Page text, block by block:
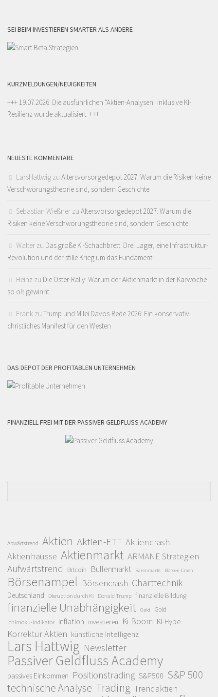
SEI BEIM INVESTIEREN SMARTER ALS ANDERE
KURZMELDUNGEN/NEUIGKEITEN
+++ 19.07.2026: Die ausführlichen "Aktien-Analysen" inklusive KI-
Resilienz wurde aktualisiert. +++
NEUESTE KOMMENTARE
LarsHattwig zu Altersvorsorgedepot 2027: Warum die Risiken keine
Verschwörungstheorie sind, sondern Geschichte
Sebastian Wießner zu Altersvorsorgedepot 2027: Warum die
Risiken keine Verschwörungstheorie sind, sondern Geschichte
Walter zu Das große KI-Schachbrett: Drei Lager, eine Infrastruktur-
Revolution und der stille Krieg um das Fundament
Heinz zu Die Oster-Rally: Warum der Aktienmarkt in der Karwoche
so oft gewinnt
Frank zu Trump und Milei Davos-Rede 2026: Ein konservativ-
christliches Manifest für den Westen
DAS DEPOT DER PROFITABLEN UNTERNEHMEN
FINANZIELL FREI MIT DER PASSIVER GELDFLUSS ACADEMY
Abwärtstrend Aktien Aktien-ETF Aktiencrash
Aktienhausse Aktienmarkt ARMANE Strategien
Aufwärtstrend Bitcoin Bullenmarkt Bärenmarkt Börsen-Crash
Börsenampel Börsencrash Charttechnik
Deutschland Disruption durch KI Donald Trump finanzielle Bildung
finanzielle Unabhängigkeit Geld Gold
Ichimoku-Indikator Inflation investieren Ki-Boom KI-Hype
Korrektur Aktien künstliche Intelligenz
Lars Hattwig Newsletter
Passiver Geldfluss Academy
passives Einkommen Positionstrading S&P500 S&P 500
technische Analyse Trading Trendaktien